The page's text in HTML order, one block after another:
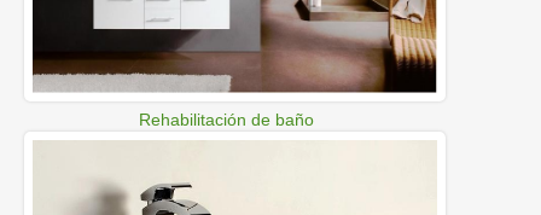
Rehabilitación de baño